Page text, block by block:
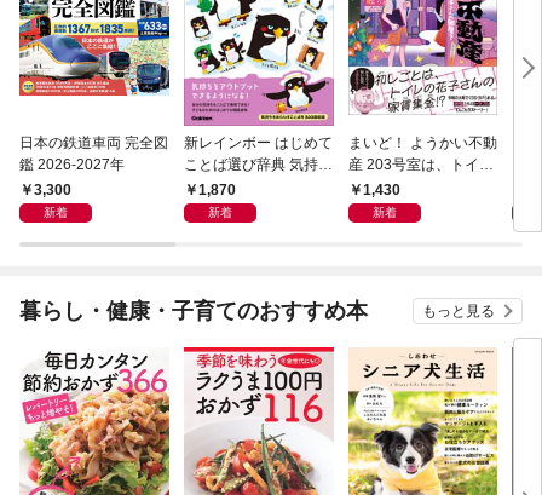
日本の鉄道車両 完全図
鑑 2026-2027年
3,300
新着
新レインボー はじめて
ことば選び辞典 気持ち
のことば
1,870
新着
まいど！ ようかい不動
産 203号室は、トイレ
の花子さんの部屋？
1,430
新着
暮らし・健康・子育てのおすすめ本 もっと見る